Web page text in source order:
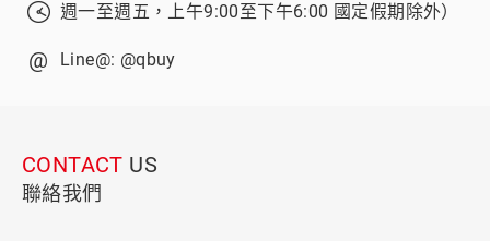
週一至週五，上午9:00至下午6:00 國定假期除外）
@ Line@: @qbuy
CONTACT US
聯絡我們